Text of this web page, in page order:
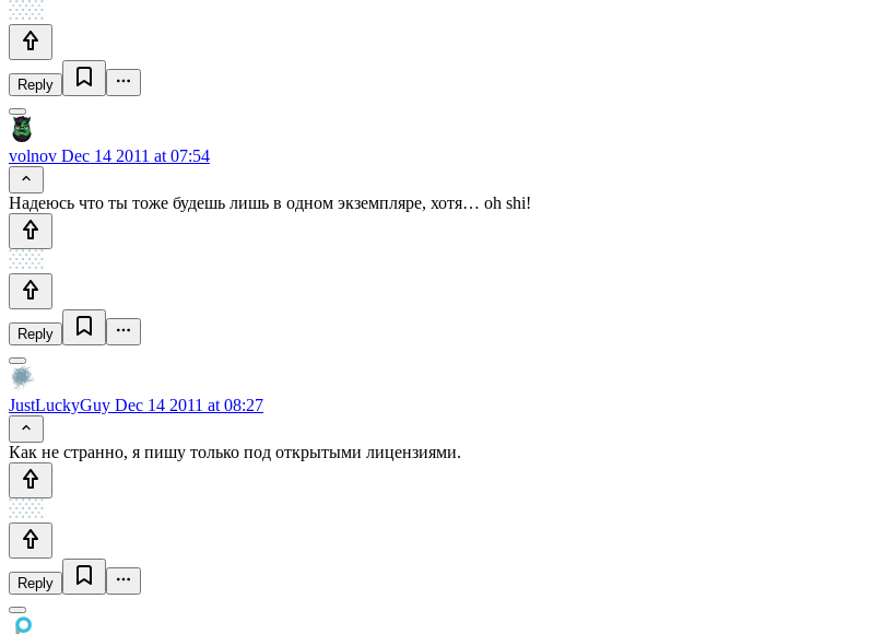
Reply
volnov Dec 14 2011 at 07:54
Надеюсь что ты тоже будешь лишь в одном экземпляре, хотя… oh shi!
Reply
JustLuckyGuy Dec 14 2011 at 08:27
Как не странно, я пишу только под открытыми лицензиями.
Reply